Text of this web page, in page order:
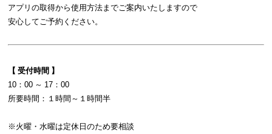
アプリの取得から使用方法までご案内いたしますので
安心してご予約ください。
【 受付時間 】
10：00 ～ 17：00
所要時間：１時間～１時間半
※火曜・水曜は定休日のため要相談